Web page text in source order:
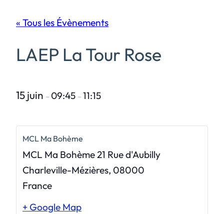
« Tous les Évènements
LAEP La Tour Rose
15 juin – 09:45 – 11:15
MCL Ma Bohème
MCL Ma Bohème 21 Rue d'Aubilly
Charleville-Mézières, 08000
France
+ Google Map